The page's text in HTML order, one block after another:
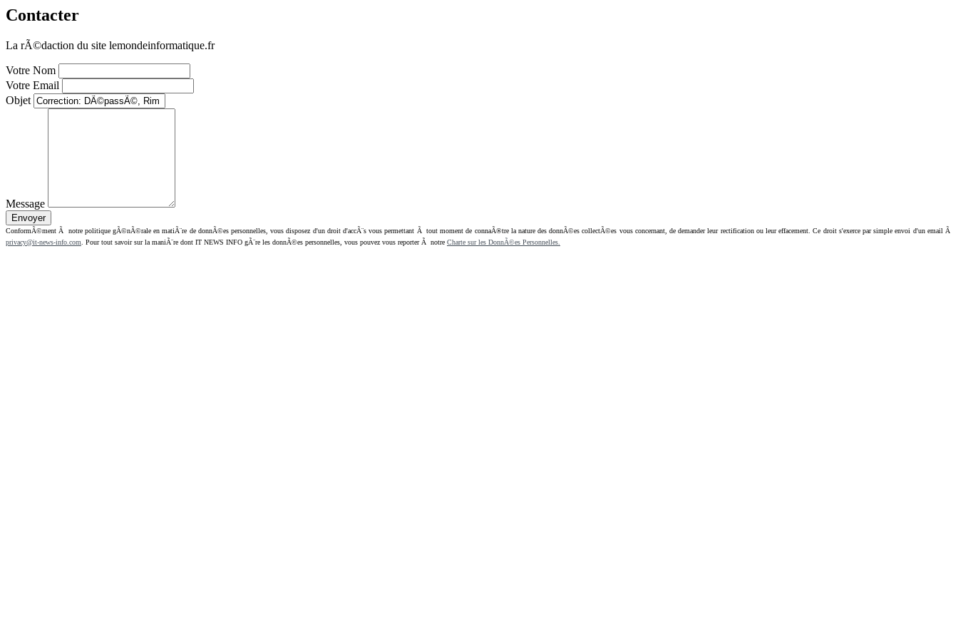
Contacter
La rÃ©daction du site lemondeinformatique.fr
Votre Nom
Votre Email
Objet
Message
ConformÃ©ment Ã notre politique gÃ©nÃ©rale en matiÃ¨re de donnÃ©es personnelles, vous disposez d'un droit d'accÃ¨s vous permettant Ã tout moment de connaÃ®tre la nature des donnÃ©es collectÃ©es vous concernant, de demander leur rectification ou leur effacement. Ce droit s'exerce par simple envoi d'un email Ã
privacy@it-news-info.com . Pour tout savoir sur la maniÃ¨re dont IT NEWS INFO gÃ¨re les donnÃ©es personnelles, vous pouvez vous reporter Ã notre Charte sur les DonnÃ©es Personnelles.